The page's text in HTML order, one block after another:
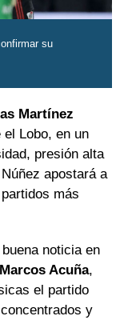
su
Martínez
Lobo, en un
presión alta
apostará a
más
noticia en
Marcos Acuña,
el partido
y